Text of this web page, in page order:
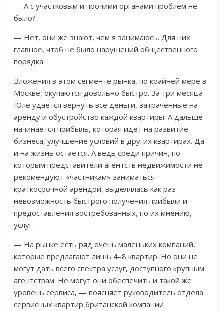
— А с участковым и прочими органами проблем не
было?
— Нет, они же знают, чем я занимаюсь. Для них
главное, чтоб не было нарушений общественного
порядка.
Вложения в этом сегменте рынка, по крайней мере в
Москве, окупаются довольно быстро. За три месяца
Юле удается вернуть все деньги, затраченные на
аренду и обустройство каждой квартиры. А дальше
начинается прибыль, которая идет на развитие
бизнеса, улучшение условий в других квартирах. Да
и на жизнь остается. А ведь среди причин, по
которым представители агентств недвижимости не
рекомендуют «частникам» заниматься
краткосрочной арендой, выделялась как раз
невозможность быстрого получения прибыли и
предоставления востребованных, по их мнению,
услуг.
— На рынке есть ряд очень маленьких компаний,
которые предлагают лишь 4–8 квартир. Но они не
могут дать всего спектра услуг, доступного крупным
агентствам. Не могут они обеспечить и такой же
уровень сервиса, — поясняет руководитель отдела
сервисных квартир британской компании